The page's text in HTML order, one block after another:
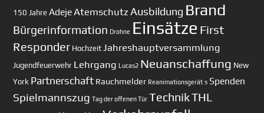
150 Jahre AdejeAtemschutz Ausbildung Brand
Bürgerinformation Drohne Einsätze First
Responder Hochzeit Jahreshauptversammlung
Jugendfeuerwehr Lehrgang Lucas2 Neuanschaffung New
York Partnerschaft Rauchmelder Reanimationsgerät s Spenden
Spielmannszug Tag der offenen Tür TechnikTHL